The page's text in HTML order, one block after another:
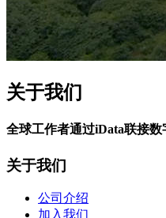
关于我们
全球工作者通过iData联接数
关于我们
公司介绍
加入我们